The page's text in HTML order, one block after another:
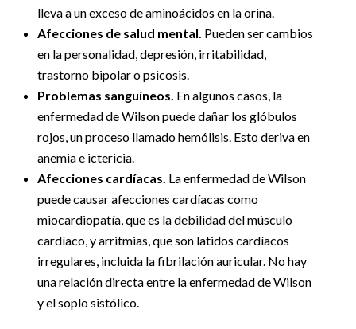
lleva a un exceso de aminoácidos en la orina.
Afecciones de salud mental. Pueden ser cambios
en la personalidad, depresión, irritabilidad,
trastorno bipolar o psicosis.
Problemas sanguíneos. En algunos casos, la
enfermedad de Wilson puede dañar los glóbulos
rojos, un proceso llamado hemólisis. Esto deriva en
anemia e ictericia.
Afecciones cardíacas. La enfermedad de Wilson
puede causar afecciones cardíacas como
miocardiopatía, que es la debilidad del músculo
cardíaco, y arritmias, que son latidos cardíacos
irregulares, incluida la fibrilación auricular. No hay
una relación directa entre la enfermedad de Wilson
y el soplo sistólico.